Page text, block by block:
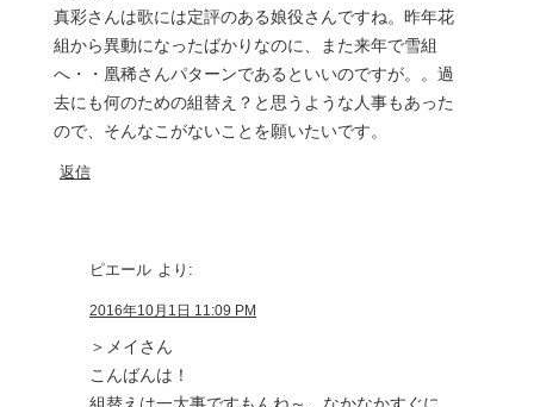
真彩さんは歌には定評のある娘役さんですね。昨年花
組から異動になったばかりなのに、また来年で雪組
へ・・凰稀さんパターンであるといいのですが。。過
去にも何のための組替え？と思うような人事もあった
ので、そんなこがないことを願いたいです。
返信
ピエール より:
2016年10月1日 11:09 PM
＞メイさん
こんばんは！